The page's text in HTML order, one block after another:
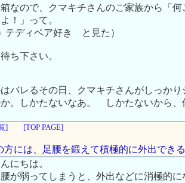
なので、クマキチさんのご家族から「
！」って。
テディベア好き と見た）
ち下さい。
バレるその日、クマキチさんがしっか
か。しかたないなあ。 しかたないから、
] [TOP PAGE]
方には、足腰を鍛えて積極的に外出でき
にちは。
が弱ってしまうと、外出などに消極的